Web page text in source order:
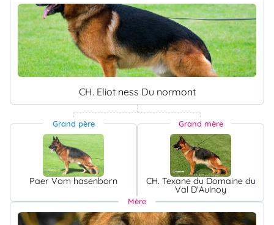
CH. Eliot ness Du normont
Grand père
Paer Vom hasenborn
Grand mère
CH. Texane du Domaine du
Val D'Aulnoy
Mère